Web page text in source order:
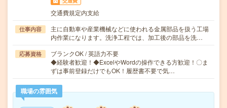
交通費規定内支給
仕事内容
主に自動車や産業機械などに使われる金属部品を扱う工場
内作業になります。洗浄工程では、加工後の部品を洗…
応募資格
ブランクOK / 英語力不要
◆経験者歓迎！◆ExcelやWordの操作できる方歓迎！〇ま
ずは事前登録だけでもOK！履歴書不要で気…
職場の雰囲気